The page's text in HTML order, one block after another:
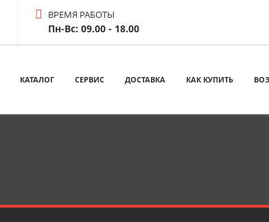
ВРЕМЯ РАБОТЫ
Пн-Вс: 09.00 - 18.00
КАТАЛОГ СЕРВИС ДОСТАВКА КАК КУПИТЬ